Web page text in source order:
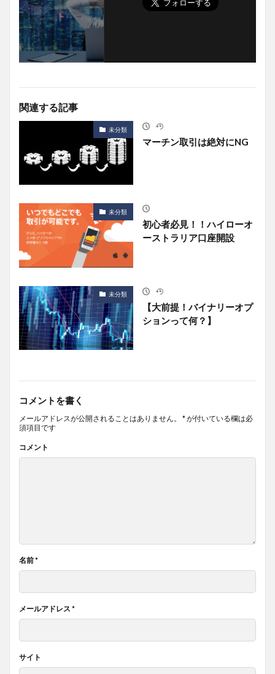
関連する記事
未分類
マーチン取引は絶対にNG
未分類
初心者必見！！ハイローオ
ーストラリア口座開設
未分類
【大前提！バイナリーオプ
ションって何？】
コメントを書く
メールアドレスが公開されることはありません。 *が付いている欄は必
須項目です
コメント
名前*
メールアドレス *
サイト